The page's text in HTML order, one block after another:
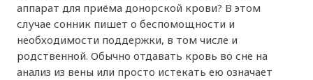
аппарат для приёма донорской крови? В этом
случае сонник пишет о беспомощности и
необходимости поддержки, в том числе и
родственной. Обычно отдавать кровь во сне на
анализ из вены или просто истекать ею означает